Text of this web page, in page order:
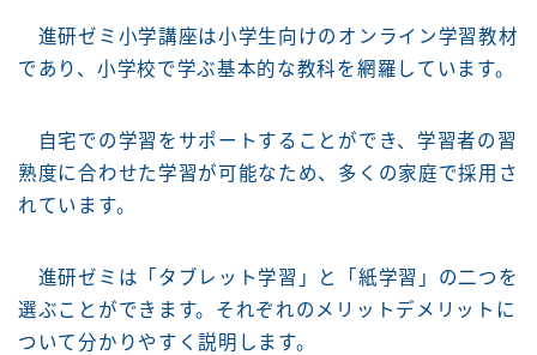
進研ゼミ小学講座は小学生向けのオンライン学習教材
であり、小学校で学ぶ基本的な教科を網羅しています。
自宅での学習をサポートすることができ、学習者の習
熟度に合わせた学習が可能なため、多くの家庭で採用さ
れています。
進研ゼミは「タブレット学習」と「紙学習」の二つを
選ぶことができます。それぞれのメリットデメリットに
ついて分かりやすく説明します。